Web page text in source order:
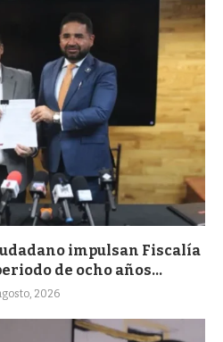
impulsan Fiscalía
de ocho años...
2026